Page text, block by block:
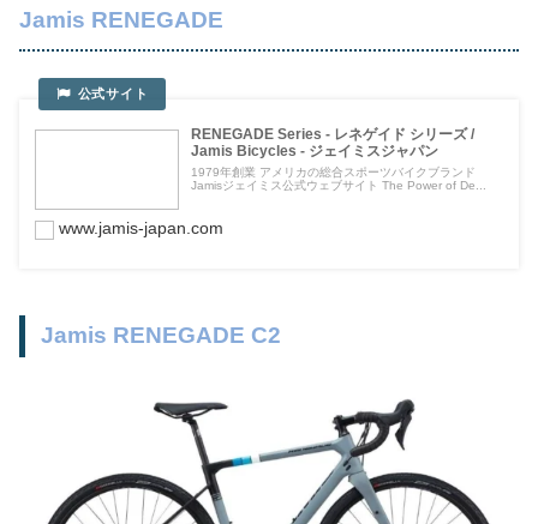
Jamis RENEGADE
RENEGADE Series - レネゲイド シリーズ /
Jamis Bicycles - ジェイミスジャパン
1979年創業 アメリカの総合スポーツバイクブランド
Jamisジェイミス公式ウェブサイト The Power of De...
www.jamis-japan.com
Jamis RENEGADE C2